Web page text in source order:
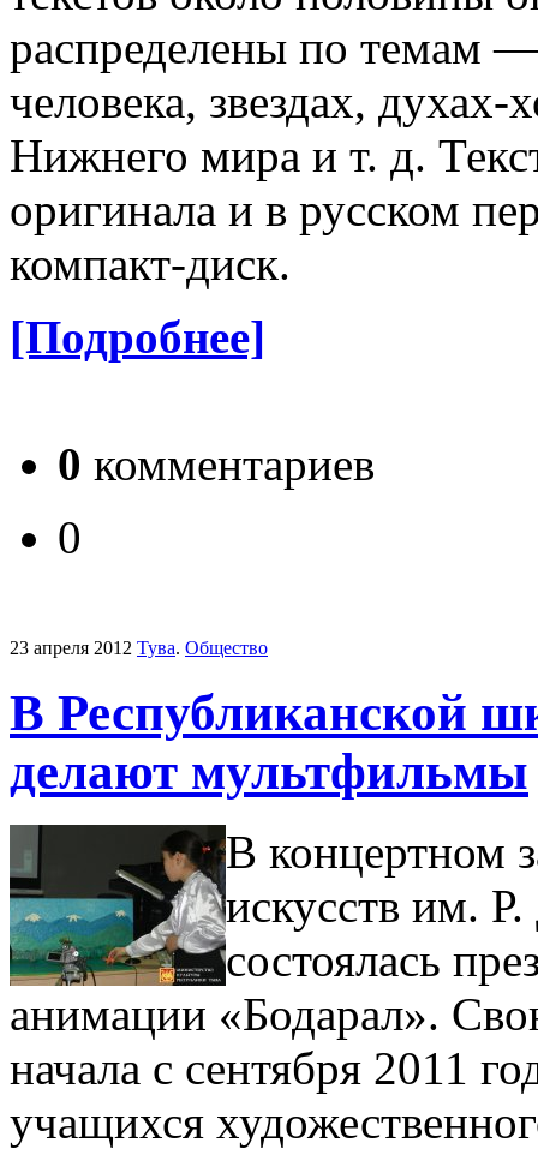
распределены по темам
человека, звездах, духах-
Нижнего мира и т. д.
оригинала и в русском
компакт-диск.
[Подробнее]
0 комментариев
0
23 апреля 2012 Тува. Общество
В Республиканской
делают мультфильмы
В концертном
искусств им.
состоялась
анимации «Бодарал».
начала с сентября 2011
учащихся